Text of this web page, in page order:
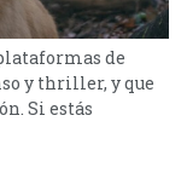
de
y thriller, y que
Si estás
muy